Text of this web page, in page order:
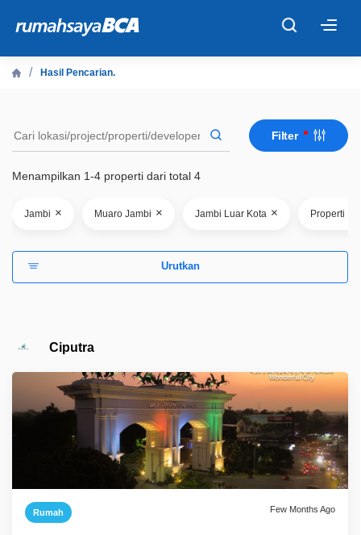
Cari Tahu
Fitur Unggulan
Hasil Pencarian.
Filter
Menampilkan 1-4 properti dari total 4
Jambi × Muaro Jambi × Jambi Luar Kota × Properti
Urutkan
Ciputra
Rumah Few Months Ago